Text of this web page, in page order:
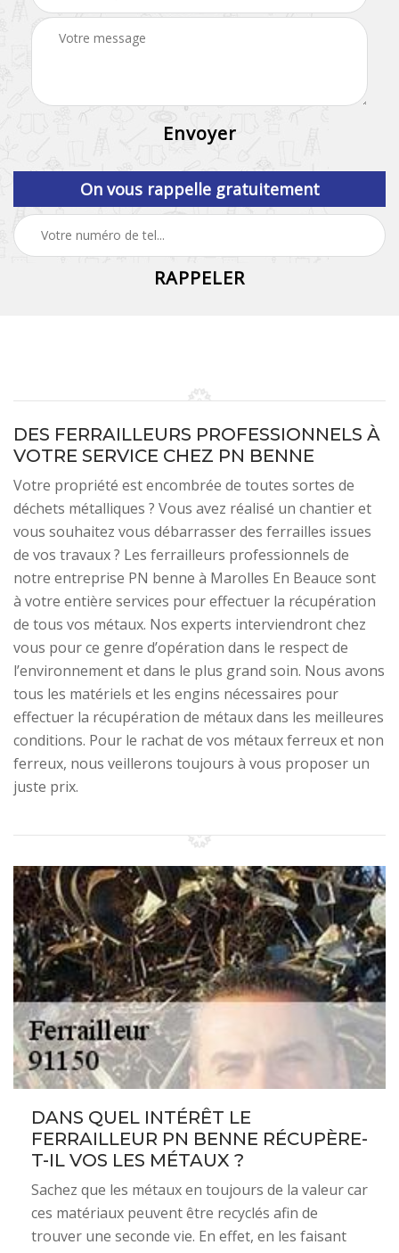
On vous rappelle gratuitement
DES FERRAILLEURS PROFESSIONNELS À
VOTRE SERVICE CHEZ PN BENNE
Votre propriété est encombrée de toutes sortes de
déchets métalliques ? Vous avez réalisé un chantier et
vous souhaitez vous débarrasser des ferrailles issues
de vos travaux ? Les ferrailleurs professionnels de
notre entreprise PN benne à Marolles En Beauce sont
à votre entière services pour effectuer la récupération
de tous vos métaux. Nos experts interviendront chez
vous pour ce genre d’opération dans le respect de
l’environnement et dans le plus grand soin. Nous avons
tous les matériels et les engins nécessaires pour
effectuer la récupération de métaux dans les meilleures
conditions. Pour le rachat de vos métaux ferreux et non
ferreux, nous veillerons toujours à vous proposer un
juste prix.
DANS QUEL INTÉRÊT LE
FERRAILLEUR PN BENNE RÉCUPÈRE-
T-IL VOS LES MÉTAUX ?
Sachez que les métaux en toujours de la valeur car
ces matériaux peuvent être recyclés afin de
trouver une seconde vie. En effet, en les faisant